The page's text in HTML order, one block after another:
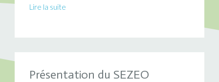
Lire la suite
Présentation du SEZEO